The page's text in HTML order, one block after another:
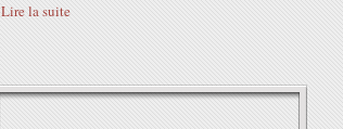
Lire la suite